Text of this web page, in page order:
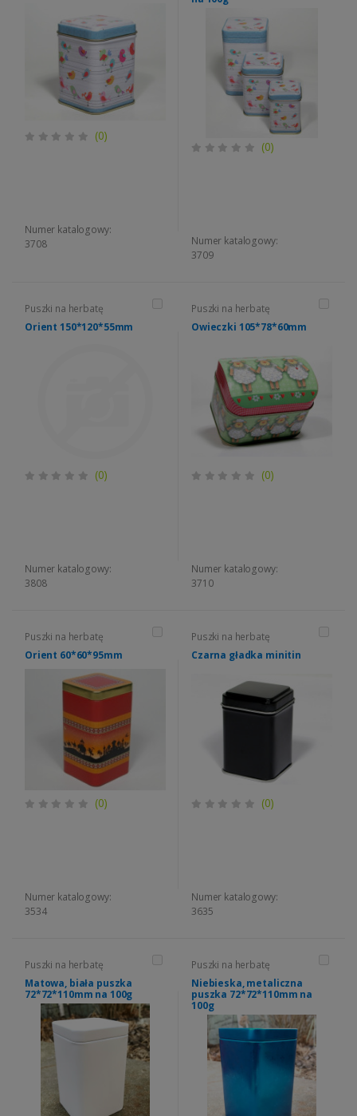
(0)
Numer katalogowy:
3708
(0)
Numer katalogowy:
3709
Puszki na herbatę
Orient 150*120*55mm
(0)
Numer katalogowy:
3808
Puszki na herbatę
Owieczki 105*78*60mm
(0)
Numer katalogowy:
3710
Puszki na herbatę
Orient 60*60*95mm
(0)
Numer katalogowy:
3534
Puszki na herbatę
Czarna gładka minitin
(0)
Numer katalogowy:
3635
Puszki na herbatę
Matowa, biała puszka
72*72*110mm na 100g
Puszki na herbatę
Niebieska, metaliczna
puszka 72*72*110mm na
100g